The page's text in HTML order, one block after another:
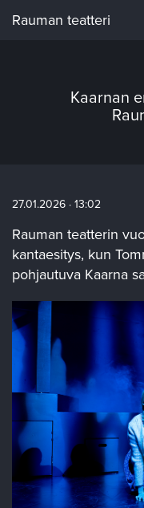
Rauman teatteri
Kaarnan
27.01.2026 · 13:02
Rauman teatterin
kantaesitys, kun
pohjautuva Kaarna